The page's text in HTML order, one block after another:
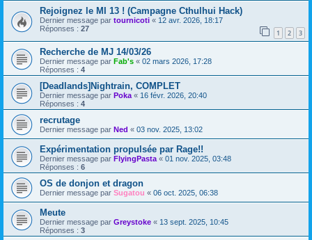
Rejoignez le MI 13 ! (Campagne Cthulhui Hack)
Dernier message par tournicoti « 12 avr. 2026, 18:17
Réponses : 27 1 2 3
Recherche de MJ 14/03/26
Dernier message par Fab's « 02 mars 2026, 17:28
Réponses : 4
[Deadlands]Nightrain, COMPLET
Dernier message par Poka « 16 févr. 2026, 20:40
Réponses : 4
recrutage
Dernier message par Ned « 03 nov. 2025, 13:02
Expérimentation propulsée par Rage!!
Dernier message par FlyingPasta « 01 nov. 2025, 03:48
Réponses : 6
OS de donjon et dragon
Dernier message par Sugatou « 06 oct. 2025, 06:38
Meute
Dernier message par Greystoke « 13 sept. 2025, 10:45
Réponses : 3